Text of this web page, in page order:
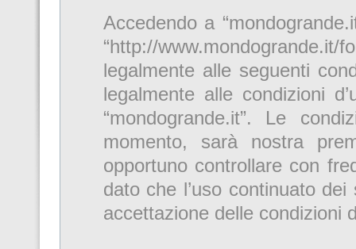
Accedendo a
“http://
legalmente alle seguenti
legalmente alle condizioni
“mondogrande.it”. Le
momento, sarà nostra
opportuno controllare con
dato che l’uso continuato
accettazione delle condizioni